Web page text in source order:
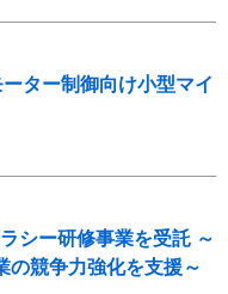
ター制御向け小型マイ
シー研修事業を受託 ～
の競争力強化を支援～